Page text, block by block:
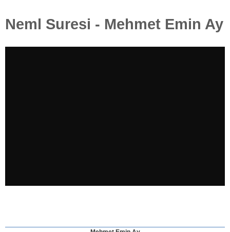
Neml Suresi - Mehmet Emin Ay